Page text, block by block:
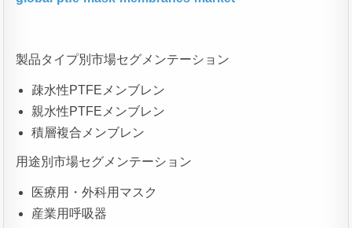
製品タイプ別市場セグメンテーション
疎水性PTFEメンブレン
親水性PTFEメンブレン
積層複合メンブレン
用途別市場セグメンテーション
医療用・外科用マスク
産業用呼吸器